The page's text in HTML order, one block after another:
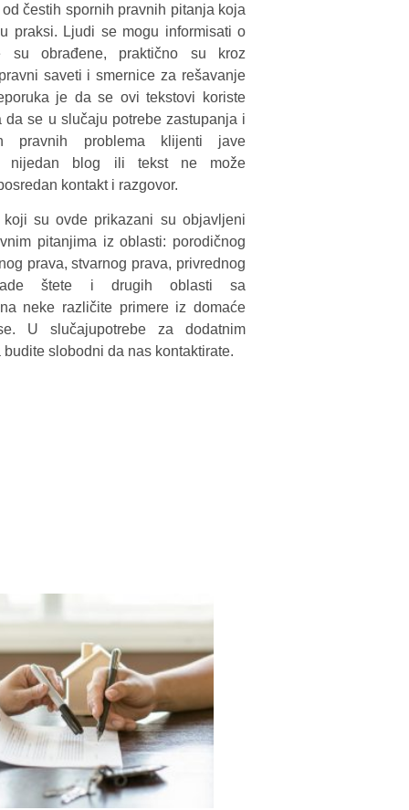
čestih spornih pravnih pitanja koja
praksi. Ljudi se mogu informisati o
su obrađene, praktično su kroz
saveti i smernice za rešavanje
je da se ovi tekstovi koriste
da se u slučaju potrebe zastupanja i
pravnih problema klijenti jave
nijedan blog ili tekst ne može
kontakt i razgovor.
su ovde prikazani su objavljeni
pitanjima iz oblasti: porodičnog
prava, stvarnog prava, privrednog
štete i drugih oblasti sa
neke različite primere iz domaće
U slučajupotrebe za dodatnim
slobodni da nas kontaktirate.